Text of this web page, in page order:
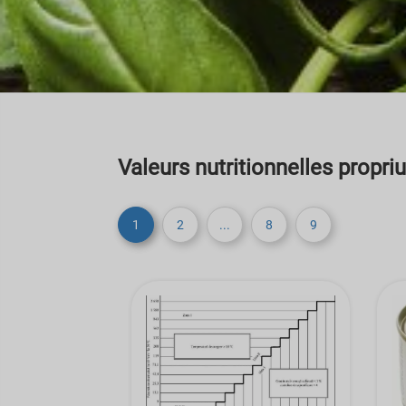
Valeurs nutritionnelles propriu
1 2 ... 8 9